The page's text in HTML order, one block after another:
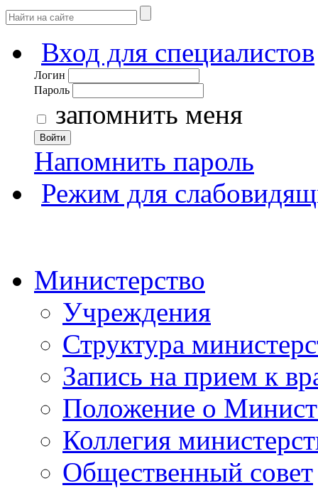
Вход для специалистов
Логин
Пароль
запомнить меня
Войти
Напомнить пароль
Режим для
Министерство
Учреждения
Структура
Запись на прием к
Положение о
Коллегия
Общественный совет